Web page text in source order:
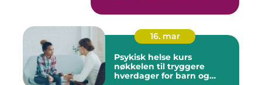
16. mar
Psykisk helse kurs
nøkkelen til tryggere
hverdager for barn og